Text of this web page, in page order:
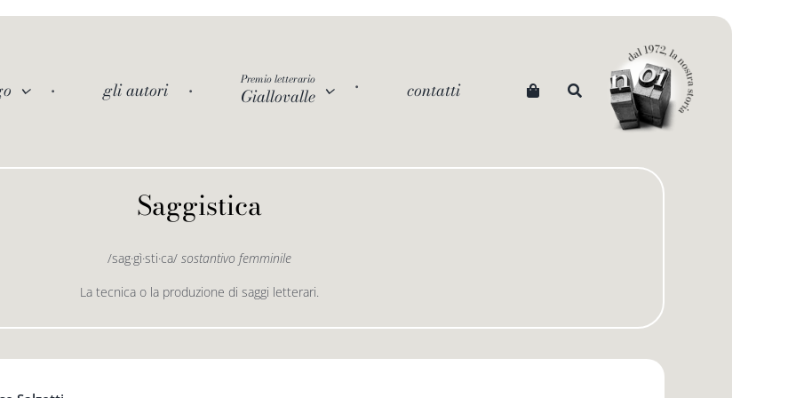
gli autori Premio letterario
Giallovalle contatti
Saggistica
/sag·gì·sti·ca/ sostantivo femminile
La tecnica o la produzione di saggi letterari.